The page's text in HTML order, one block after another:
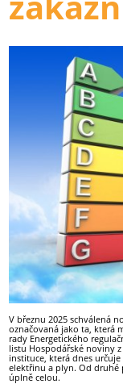
V březnu 2025 schválená
označovaná jako ta, která
rady Energetického
listu Hospodářské noviny
instituce, která dnes
elektřinu a plyn. Od
úplně celou.